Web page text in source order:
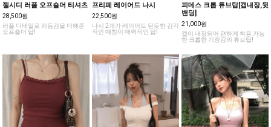
젤시디 러플 오프숄더 티셔츠
28,500원
러플 디테일로 리듬감을 더해준
오프숄더 탑!
프리페 레이어드 나시
22,500원
나시 2개가 레이어드 된듯한 감각
적인 매칭이 매력적인 탑!
피데스 크롭 튜브탑[캡내장,뒷
밴딩]
21,000원
캡이 내장되어 편하게 착용 가능
한 크롭한 기장감의 튜브탑!